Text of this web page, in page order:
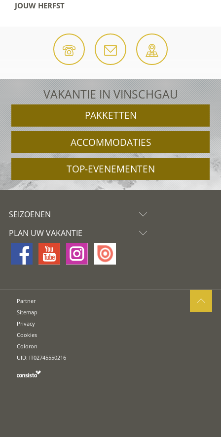
JOUW HERFST
VAKANTIE IN VINSCHGAU
PAKKETTEN
ACCOMMODATIES
TOP-EVENEMENTEN
SEIZOENEN
PLAN UW VAKANTIE
Partner
Sitemap
Privacy
Cookies
Coloron
UID: IT02745550216